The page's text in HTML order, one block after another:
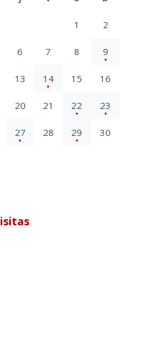
1 2
6 7 8 9
13 14 15 16
20 21 22 23
27 28 29 30